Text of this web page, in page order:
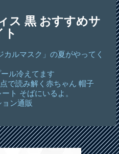
ス 黒おすすめサ
ト
カルマスク」の夏がやってく
ル冷えてます
で読み解く赤ちゃん 帽子
ト そばにいるよ。
ン通販